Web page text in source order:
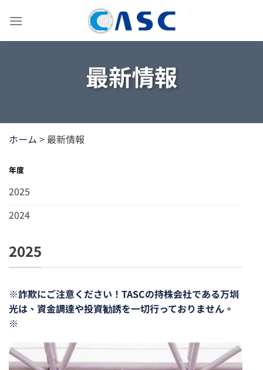
最新情報
ホーム > 最新情報
年度
2025
2024
2025
※詐欺にご注意ください！TASCの持株会社である万圳
光は、資金調達や投資勧誘を一切行っておりません。
※